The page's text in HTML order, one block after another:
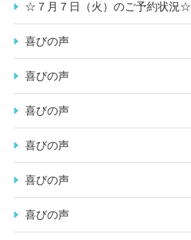
☆７月７日（火）のご予約状況☆
喜びの声
喜びの声
喜びの声
喜びの声
喜びの声
喜びの声